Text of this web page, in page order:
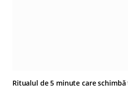
Ritualul de 5 minute care